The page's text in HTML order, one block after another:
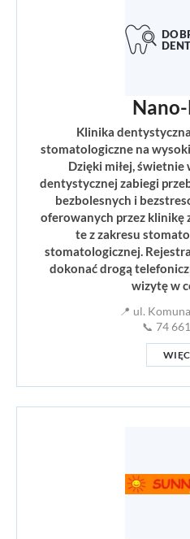
Klinika
stomatologiczne na
Dzięki miłej,
dentystycznej zabiegi
bezbolesnych i
oferowanych przez klinikę
te z zakresu
stomatologicznej.
dokonać drogą
wizytę w
📍 ul.
📞 74